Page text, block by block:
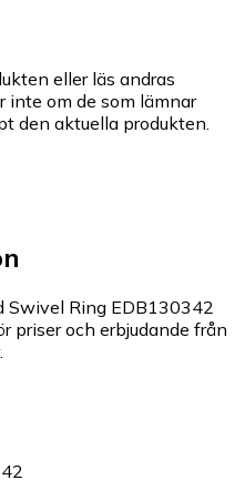
eller läs andras
inte om de som lämnar
den aktuella produkten.
Swivel Ring EDB130342
priser och erbjudande från